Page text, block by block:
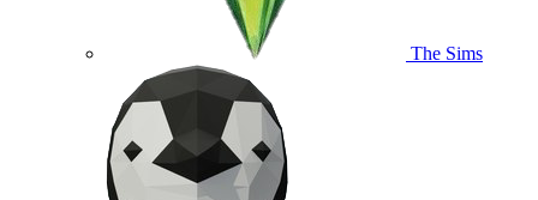
The Sims